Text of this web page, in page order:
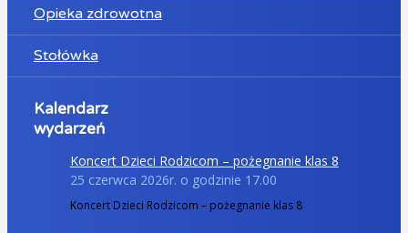
Opieka zdrowotna
Stołówka
Kalendarz
wydarzeń
Koncert Dzieci Rodzicom – pożegnanie klas 8
25 czerwca 2026r. o godzinie 17.00
Koncert Dzieci Rodzicom – pożegnanie klas 8